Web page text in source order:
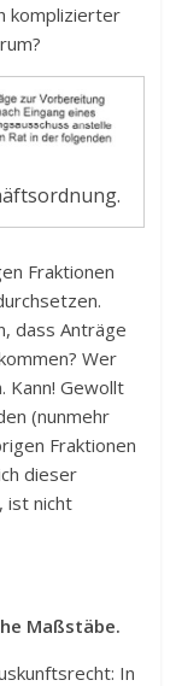
komplizierter
Fraktionen
dass Anträge
Wer
Kann! Gewollt
(nunmehr
Fraktionen
dieser
ist nicht
Maßstäbe.
In